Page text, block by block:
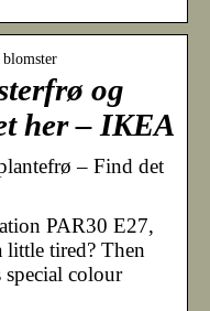
og
her – IKEA
– Find det
PAR30 E27,
tired? Then
colour